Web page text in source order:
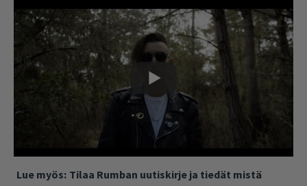
Lue myös: Tilaa Rumban uutiskirje ja tiedät mistä